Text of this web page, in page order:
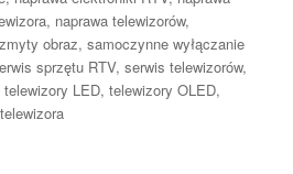
, naprawa telewizorów,
obraz,samoczynne wyłączanie
sprzętu RTV,serwis telewizorów,
telewizory LED,telewizory OLED,